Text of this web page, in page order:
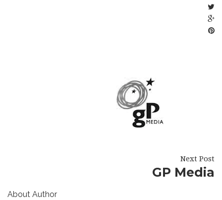
Next Post
GP Media
About Author